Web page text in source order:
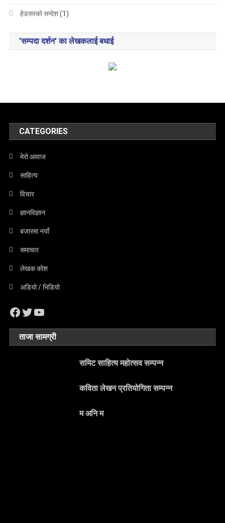
हेडसरकाे सन्देश(1)
'सम्पदा दर्शन' का लेखकलाई बधाई
CATEGORIES
मेरो आवाज
साहित्य
विचार
ज्ञानविज्ञान
बजारमा नयाँ
समाचार
लेखक कोश
अडियो / भिडियो
Facebook
Twitter
YouTube
ताजा सामग्री
समिट साहित्य महोत्सव सम्पन्न
कविता लेखन प्रतियोगिता सम्पन्न
म अनि म